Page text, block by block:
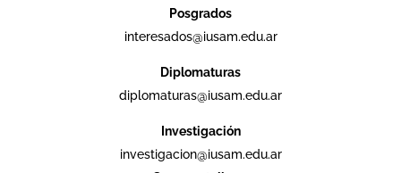
Posgrados
interesados@iusam.edu.ar
Diplomaturas
diplomaturas@iusam.edu.ar
Investigación
investigacion@iusam.edu.ar